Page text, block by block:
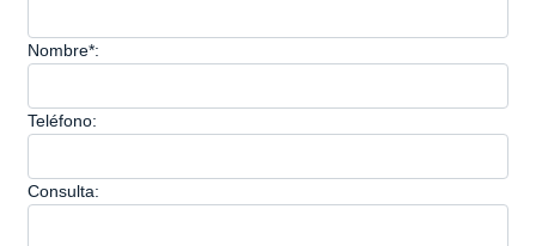
Nombre*:
Teléfono:
Consulta: